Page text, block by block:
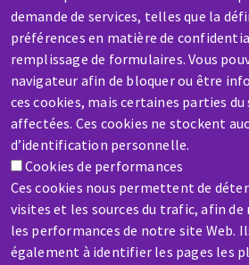
demande de services, telles que la
préférences en matière de
remplissage de formulaires. Vous
navigateur afin de bloquer ou être
ces cookies, mais certaines parties
affectées. Ces cookies ne stockent
d’identification personnelle.
Cookies de performances
Ces cookies nous permettent de
visites et les sources du trafic, afin de
les performances de notre site Web.
également à identifier les pages les
SAV /
Une machine cassée
Contactez-
Aller
au